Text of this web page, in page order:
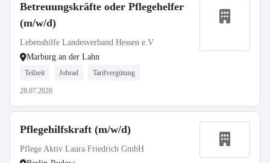
Betreuungskräfte oder Pflegehelfer
(m/w/d)
Lebenshilfe Landesverband Hessen e.V
Marburg an der Lahn
Teilzeit Jobrad Tarifvergütung
28.07.2026
Pflegehilfskraft (m/w/d)
Pflege Aktiv Laura Friedrich GmbH